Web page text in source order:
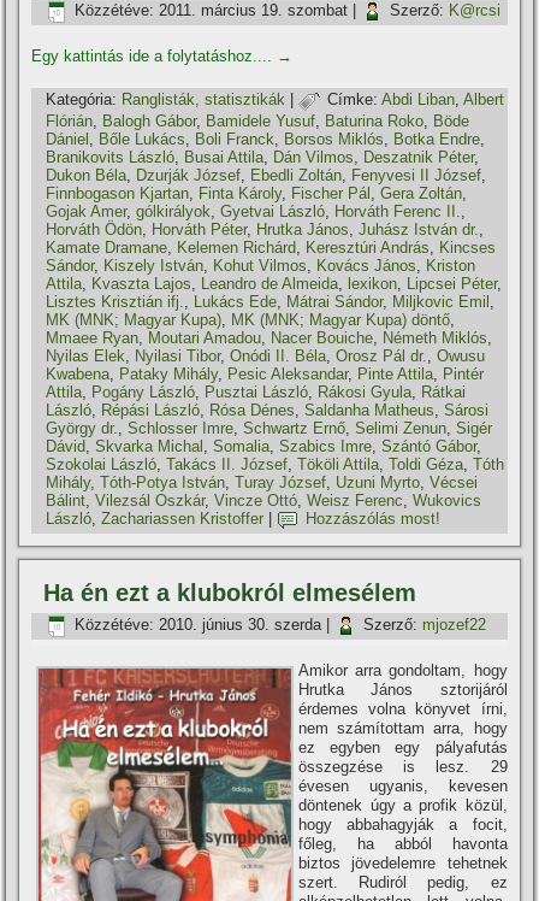
Közzétéve: 2011. március 19. szombat Szerző: K@rcsi
Egy kattintás ide a folytatáshoz.... →
Kategória: Ranglisták, statisztikák | Címke: Abdi Liban,Albert
Flórián, Balogh Gábor, Bamidele Yusuf, Baturina Roko, Böde
Dániel , Bőle Lukács, Boli Franck, Borsos Miklós, Botka Endre,
Branikovits László, Busai Attila, Dán Vilmos, Deszatnik Péter,
Dukon Béla, Dzurják József, Ebedli Zoltán, Fenyvesi II József,
Finnbogason Kjartan, Finta Károly, Fischer Pál ,Gera Zoltán,
Gojak Amer,gólkirályok,Gyetvai László, Horváth Ferenc II.,
Horváth Ödön, Horváth Péter, Hrutka János,Juhász István dr.,
Kamate Dramane, Kelemen Richárd, Keresztúri András, Kincses
Sándor, Kiszely István, Kohut Vilmos, Kovács János, Kriston
Attila, Kvaszta Lajos, Leandro de Almeida, lexikon, Lipcsei Péter,
Lisztes Krisztián ifj., Lukács Ede, Mátrai Sándor, Miljkovic Emil ,
MK (MNK; Magyar Kupa), MK (MNK; Magyar Kupa) döntő,
Mmaee Ryan, Moutari Amadou, Nacer Bouiche, Németh Miklós,
Nyilas Elek, Nyilasi Tibor,Onódi II. Béla,Orosz Pál dr.,Owusu
Kwabena, Pataky Mihály, Pesic Aleksandar, Pinte Attila, Pintér
Attila, Pogány László, Pusztai László, Rákosi Gyula, Rátkai
László, Répási László, Rósa Dénes,Saldanha Matheus,Sárosi
György dr.,Schlosser Imre,Schwartz Ernő,Selimi Zenun,Sigér
Dávid,Skvarka Michal ,Somalia,Szabics Imre,Szántó Gábor,
Szokolai László,Takács II. József,Tököli Attila,Toldi Géza,Tóth
Mihály,Tóth-Potya István,Turay József, Uzuni Myrto,Vécsei
Bálint,Vilezsál Oszkár,Vincze Ottó,Weisz Ferenc,Wukovics
László,Zachariassen Kristoffer Hozzászólás most!
Ha én ezt a klubokról elmesélem
Közzétéve: 2010. június 30. szerda| Szerző: mjozef22
Amikor arra gondoltam, hogy
Hrutka János sztorijáról
érdemes volna könyvet í­rni,
nem számí­tottam arra, hogy
ez egyben egy pályafutás
összegzése is lesz. 29
évesen ugyanis, kevesen
döntenek úgy a profik közül,
hogy abbahagyják a focit,
főleg, ha abból havonta
biztos jövedelemre tehetnek
szert. Rudiról pedig, ez